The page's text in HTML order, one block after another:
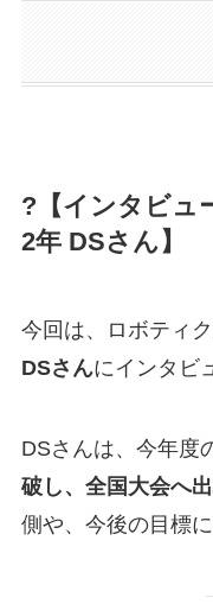
?【インタビュ
2年 DSさん】
今回は、ロボティ
DSさんにインタビ
DSさんは、今年度
破し、全国大会へ
側や、今後の目標